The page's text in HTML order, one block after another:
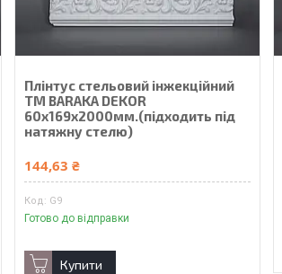
Плінтус стельовий інжекційний
ТМ BARAKA DEKOR
60х169х2000мм.(підходить під
натяжну стелю)
144,63 ₴
G9
Готово до відправки
Купити